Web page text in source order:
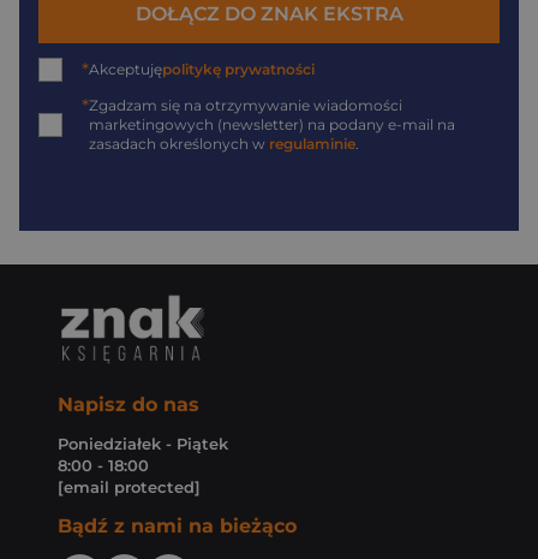
DOŁĄCZ DO ZNAK EKSTRA
*Akceptujępolitykę prywatności
*Zgadzam się na otrzymywanie wiadomości
marketingowych (newsletter) na podany e-mail na
zasadach określonych w regulaminie
Napisz do nas
Poniedziałek - Piątek
8:00 - 18:00
[email protected]
Bądź z nami na bieżąco